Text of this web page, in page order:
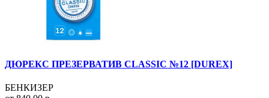
ДЮРЕКС ПРЕЗЕРВАТИВ CLASSIC №12 [DUREX]
БЕНКИЗЕР